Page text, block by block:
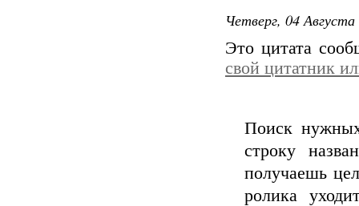
Четверг, 04
Это цитата
свой цитатник
Поиск
строку
получаешь
ролика